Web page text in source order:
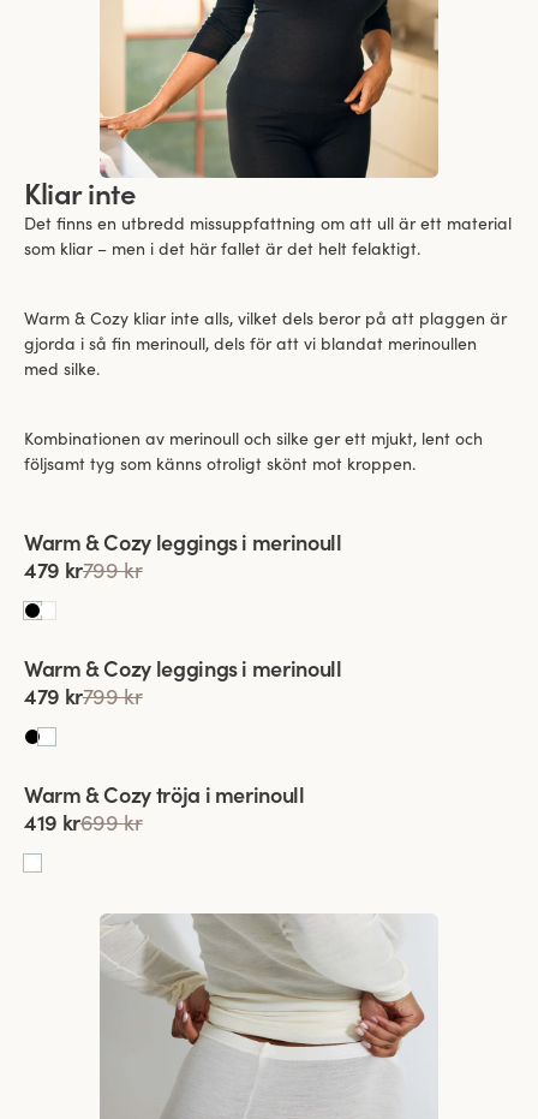
Kliar inte
Det finns en utbredd missuppfattning om att ull är ett material
som kliar – men i det här fallet är det helt felaktigt.
Warm & Cozy kliar inte alls, vilket dels beror på att plaggen är
gjorda i så fin merinoull, dels för att vi blandat merinoullen
med silke.
Kombinationen av merinoull och silke ger ett mjukt, lent och
följsamt tyg som känns otroligt skönt mot kroppen.
Warm & Cozy leggings i merinoull
479 kr799 kr
Warm & Cozy leggings i merinoull
479 kr799 kr
Warm & Cozy tröja i merinoull
419 kr699 kr